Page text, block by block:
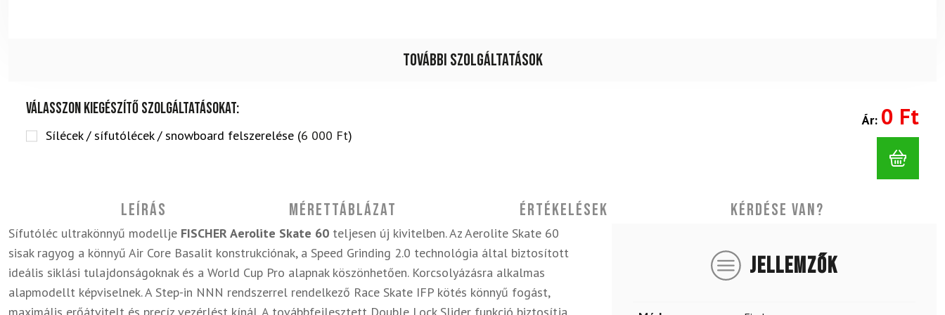
További szolgáltatások
Válasszon kiegészítő szolgáltatásokat:
Sílécek / sífutólécek / snowboard felszerelése (6 000 Ft)
Ár: 0 Ft
Leírás Mérettáblázat Értékelések Kérdése van?
Sífutóléc ultrakönnyű modellje FISCHER Aerolite Skate 60 teljesen új kivitelben. Az Aerolite Skate 60
sisak ragyog a könnyű Air Core Basalit konstrukciónak, a Speed Grinding 2.0 technológia által biztosított
ideális siklási tulajdonságoknak és a World Cup Pro alapnak köszönhetően. Korcsolyázásra alkalmas
alapmodellt képviselnek. A Step-in NNN rendszerrel rendelkező Race Skate IFP kötés könnyű fogást,
JELLEMZŐK